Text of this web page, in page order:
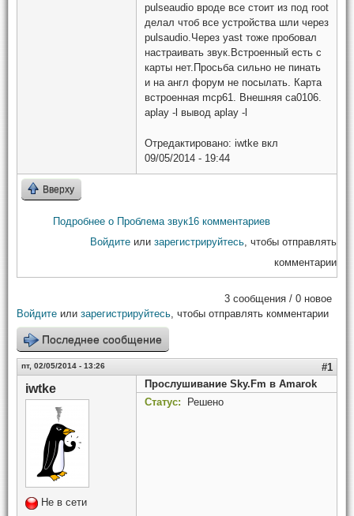
pulseaudio вроде все стоит из под root
делал чтоб все устройства шли через
pulsaudio.Через yast тоже пробовал
настраивать звук.Встроенный есть с
карты нет.Просьба сильно не пинать
и на англ форум не посылать. Карта
встроенная mcp61. Внешняя ca0106.
aplay -l вывод aplay -l
Отредактировано: iwtke вкл
09/05/2014 - 19:44
Вверху
Подробнее о Проблема звук16 комментариев
Войдите или зарегистрируйтесь , чтобы отправлять
комментарии
3 сообщения / 0 новое
Войдите или зарегистрируйтесь , чтобы отправлять комментарии
Последнее сообщение
пт, 02/05/2014 - 13:26 #1
iwtke
Не в сети
Прослушивание Sky.Fm в Amarok
Статус:
Решено